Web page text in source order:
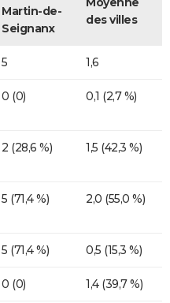
Martin-de-
Seignanx
des villes
5 1,6
0 (0) 0,1 (2,7 %)
2 (28,6 %) 1,5 (42,3 %)
5 (71,4 %) 2,0 (55,0 %)
5 (71,4 %) 0,5 (15,3 %)
0 (0) 1,4 (39,7 %)